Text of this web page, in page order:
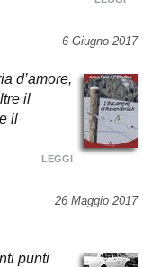
6 Giugno 2017
d’amore,
il
il
LEGGI
26 Maggio 2017
punti